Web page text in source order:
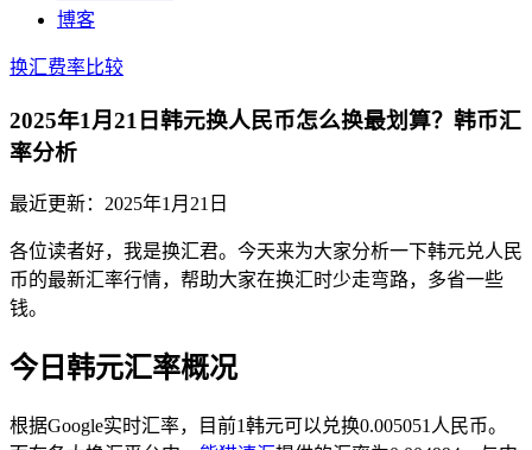
博客
换汇费率比较
2025年1月21日韩元换人民币怎么换最划算？韩币汇
率分析
最近更新： 2025年1月21日
各位读者好，我是换汇君。今天来为大家分析一下韩元兑人民
币的最新汇率行情，帮助大家在换汇时少走弯路，多省一些
钱。
今日韩元汇率概况
根据Google实时汇率，目前1韩元可以兑换0.005051人民币。